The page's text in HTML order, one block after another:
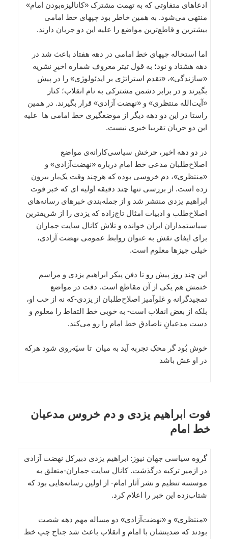
ادعاهای متفاوتی که به تهمت مشترک «کانالیزه‌بودن امام»
منتهی می‌شود. به همین خاطر بود چپهای خط‌ ‌امامی
بیشترین و قاطع‌ترین مواضع را علیه این دو جریان دارند.
اما استحاله چپهای خط امامی در دهه هفتاد باعث شد در
دهه هشتاد و نود؛ به قول تیتر معروف شماره اخیرِ نشریه
«سازندگی»، «تقدم استراتژی بر ایدئولوژی» را در پیش
بگیرند و در برابر دشمن مشترکی به نام انقلاب؛ کنار
«آیت‌الله منتظری» و «نهضت آزادی» قرار بگیرند. در همین
راستا در این دو دهه دیگر از موضعگیری خط‌ امامی ها علیه
این دو جریان تقریبا خبری نیست.
در دو دهه اخیر، چرخش سیاسی‌کارانه‌ی مواضع
اصلاح‌طلبان مدعی خط امام درباره «نهضت‌آزادی» و
«منتظری»، دم خروسی بوده که هرچند وقت یک‌بار بیرون
زده است. از بررسی تنها چند دقیقه اولیه ای که خبر فوت
ابراهیم یزدی منتشر شد و از جمله‌بندی خبرهای رسانه‌های
اصلا‌ح‌طلب و ادبیات امثال تاج‌زاده که یزدی را از شریفترین
سیاستمداران ایران خوانده و تلاش کانال سایت جماران
برای ایفای نقش به عنوان روابط عمومی نهضت آزادی،
خیلی چیزها معلوم است.
این چند روز پیش رو تا دفن پیکر ابراهیم یزدی و مراسم
ختمش هم یکی از آن مقاطع است. دقت در مواضع
تمجیدگرانه و غلوآمیز اصلاح‌طلبان از یزدی-که نه از حب او،
بلکه از بغض انقلاب است- به خوبی خط التقاط را معلوم و
دست مدعیانِ ناصادق خط امام را رو می‌کند.
خوش بُود گر محکِ تجربه آید به میان تا سیَه‌روی شود هرکه
در او غش باشد
فوت ابراهیم یزدی و دم خروس مدعیان
خط امام
گروه سیاسی جهان نیوز: ابراهیم یزدی دبیرکل نهضت آزادی
در ازمیر ترکیه درگذشت. کانال سایت جماران-متعلق به
موسسه تنظیم و نشر آثار امام- از اولین رسانه‌هایی بود که
شتاب‌زده این خبر را اعلام کرد.
«منتظری» و «نهضت‌آزادی» دو مساله مهم دهه شصت
بودند که ضدیتشان با امام و انقلاب باعث شد جناح چپ خط